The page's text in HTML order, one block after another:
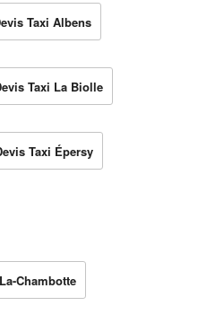
Taxi Albens
Taxi La Biolle
Taxi Épersy
Chambotte